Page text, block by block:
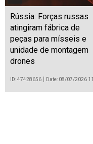
Rússia: Forças russas
atingiram fábrica de
peças para mísseis e
unidade de montagem
drones
ID: 47428656 Date: 08/07/2026